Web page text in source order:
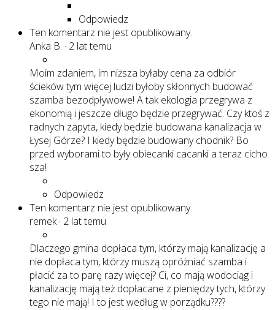
Odpowiedz
Ten komentarz nie jest opublikowany.
Anka B. · 2 lat temu
Moim zdaniem, im niższa byłaby cena za odbiór
ścieków tym więcej ludzi byłoby skłonnych budować
szamba bezodpływowe! A tak ekologia przegrywa z
ekonomią i jeszcze długo będzie przegrywać. Czy ktoś z
radnych zapyta, kiedy będzie budowana kanalizacja w
Łysej Górze? I kiedy będzie budowany chodnik? Bo
przed wyborami to były obiecanki cacanki a teraz cicho
sza!
Odpowiedz
Ten komentarz nie jest opublikowany.
remek · 2 lat temu
Dlaczego gmina dopłaca tym, którzy mają kanalizację a
nie dopłaca tym, którzy muszą opróżniać szamba i
płacić za to parę razy więcej? Ci, co mają wodociąg i
kanalizację mają też dopłacane z pieniędzy tych, którzy
tego nie mają! I to jest według w porządku????